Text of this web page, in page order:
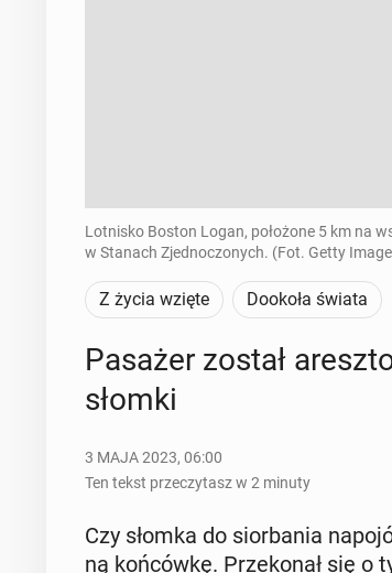
Lotnisko Boston Logan, położone 5 km na
w Stanach Zjednoczonych. (Fot. Getty
Z życia wzięte Dookoła świata
Pasażer został
słomki
3 MAJA 2023, 06:00
Ten tekst przeczytasz w 2 minuty
Czy słomka do sior­ba­nia
ną koń­ców­kę. Prze­ko­nał się o